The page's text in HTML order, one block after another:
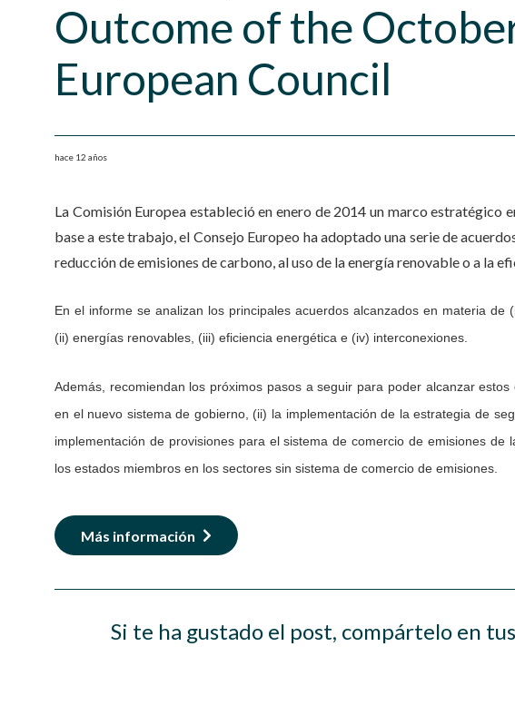
Outcome of the
European Council
hace 12 años
La Comisión Europea estableció en enero de 2014 un marco estratégico
base a este trabajo, el Consejo Europeo ha adoptado una serie de
reducción de emisiones de carbono, al uso de la energía renovable o a la
En el informe se analizan los principales acuerdos alcanzados en materia de
(ii) energías renovables, (iii) eficiencia energética e (iv) interconexiones.
Además, recomiendan los próximos pasos a seguir para poder alcanzar
en el nuevo sistema de gobierno, (ii) la implementación de la estrategia de
implementación de provisiones para el sistema de comercio de emisiones de
los estados miembros en los sectores sin sistema de comercio de emisiones.
Más información
Si te ha gustado el post, compártelo en tus